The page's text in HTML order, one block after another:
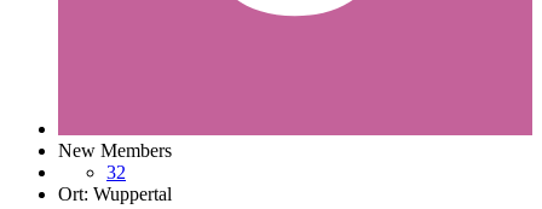
New Members
32
Ort: Wuppertal